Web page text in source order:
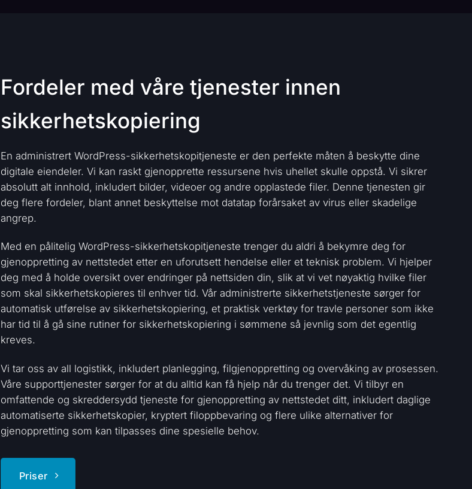
Fordeler med våre tjenester innen
sikkerhetskopiering
En administrert WordPress-sikkerhetskopitjeneste er den perfekte måten å beskytte dine
digitale eiendeler. Vi kan raskt gjenopprette ressursene hvis uhellet skulle oppstå. Vi sikrer
absolutt alt innhold, inkludert bilder, videoer og andre opplastede filer. Denne tjenesten gir
deg flere fordeler, blant annet beskyttelse mot datatap forårsaket av virus eller skadelige
angrep.
Med en pålitelig WordPress-sikkerhetskopitjeneste trenger du aldri å bekymre deg for
gjenoppretting av nettstedet etter en uforutsett hendelse eller et teknisk problem. Vi hjelper
deg med å holde oversikt over endringer på nettsiden din, slik at vi vet nøyaktig hvilke filer
som skal sikkerhetskopieres til enhver tid. Vår administrerte sikkerhetstjeneste sørger for
automatisk utførelse av sikkerhetskopiering, et praktisk verktøy for travle personer som ikke
har tid til å gå sine rutiner for sikkerhetskopiering i sømmene så jevnlig som det egentlig
kreves.
Vi tar oss av all logistikk, inkludert planlegging, filgjenoppretting og overvåking av prosessen.
Våre supporttjenester sørger for at du alltid kan få hjelp når du trenger det. Vi tilbyr en
omfattende og skreddersydd tjeneste for gjenoppretting av nettstedet ditt, inkludert daglige
automatiserte sikkerhetskopier, kryptert filoppbevaring og flere ulike alternativer for
gjenoppretting som kan tilpasses dine spesielle behov.
Priser